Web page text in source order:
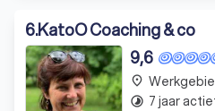
6.KatoO Coaching & co
9,6
place
timelapse 7 jaar